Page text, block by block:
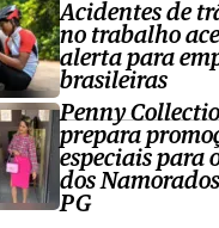
Acidentes de
no trabalho
alerta para
brasileiras
Penny
prepara
especiais para
dos
PG